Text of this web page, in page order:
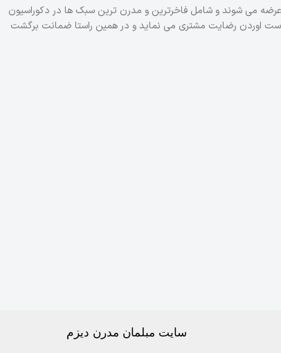
عرضه می شوند و شامل فاخرترین و مدرن ترین سبک ها در دکوراسیون
اوردن رضایت مشتری می نماید و در همین راستا ضمانت برگشت
سایت مبلمان مدرن دیزم